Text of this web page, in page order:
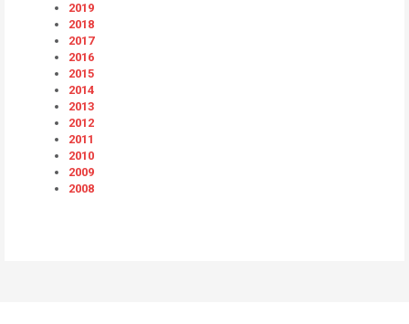
2019
2018
2017
2016
2015
2014
2013
2012
2011
2010
2009
2008